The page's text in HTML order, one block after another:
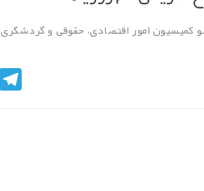
امور اقتصادی، حقوقی و